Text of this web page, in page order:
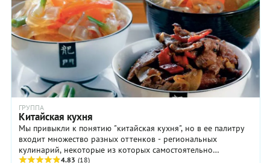
нибудь
мудрым
восточным
высказыванием.
Идея
понравилась,
да
настолько,
что
этой
выпечки
в наши
дни
профессионально
застывшую
молочную
массу
ровными
прямоугольниками.
Для этого
потребуется
некоторая
это
острым
длинным
ножом с
ГРУППА
Китайская кухня
Мы привыкли к понятию "китайская кухня", но в ее палитру
входит множество разных оттенков - региональных
кулинарий, некоторые из которых самостоятельно
приобрели всемирную известность.
4.83 (18)